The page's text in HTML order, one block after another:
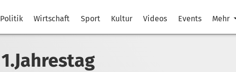
Politik Wirtschaft Sport Kultur Videos Events Mehr
1.Jahrestag